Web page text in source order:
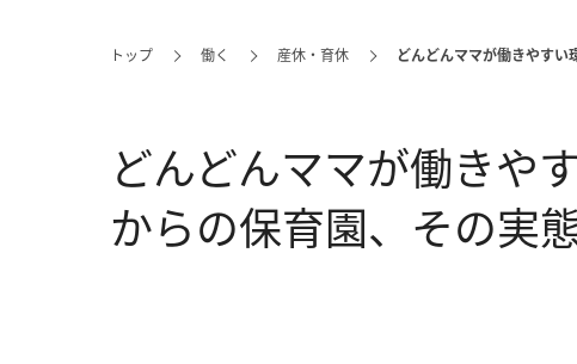
トップ 働く 産休・育休 どんどんママが働きやす
どんどんママが働きや
からの保育園、その実